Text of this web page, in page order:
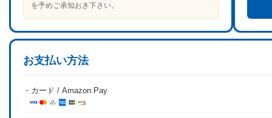
を予めご承知おき下さい。
お支払い方法
・カード / Amazon Pay